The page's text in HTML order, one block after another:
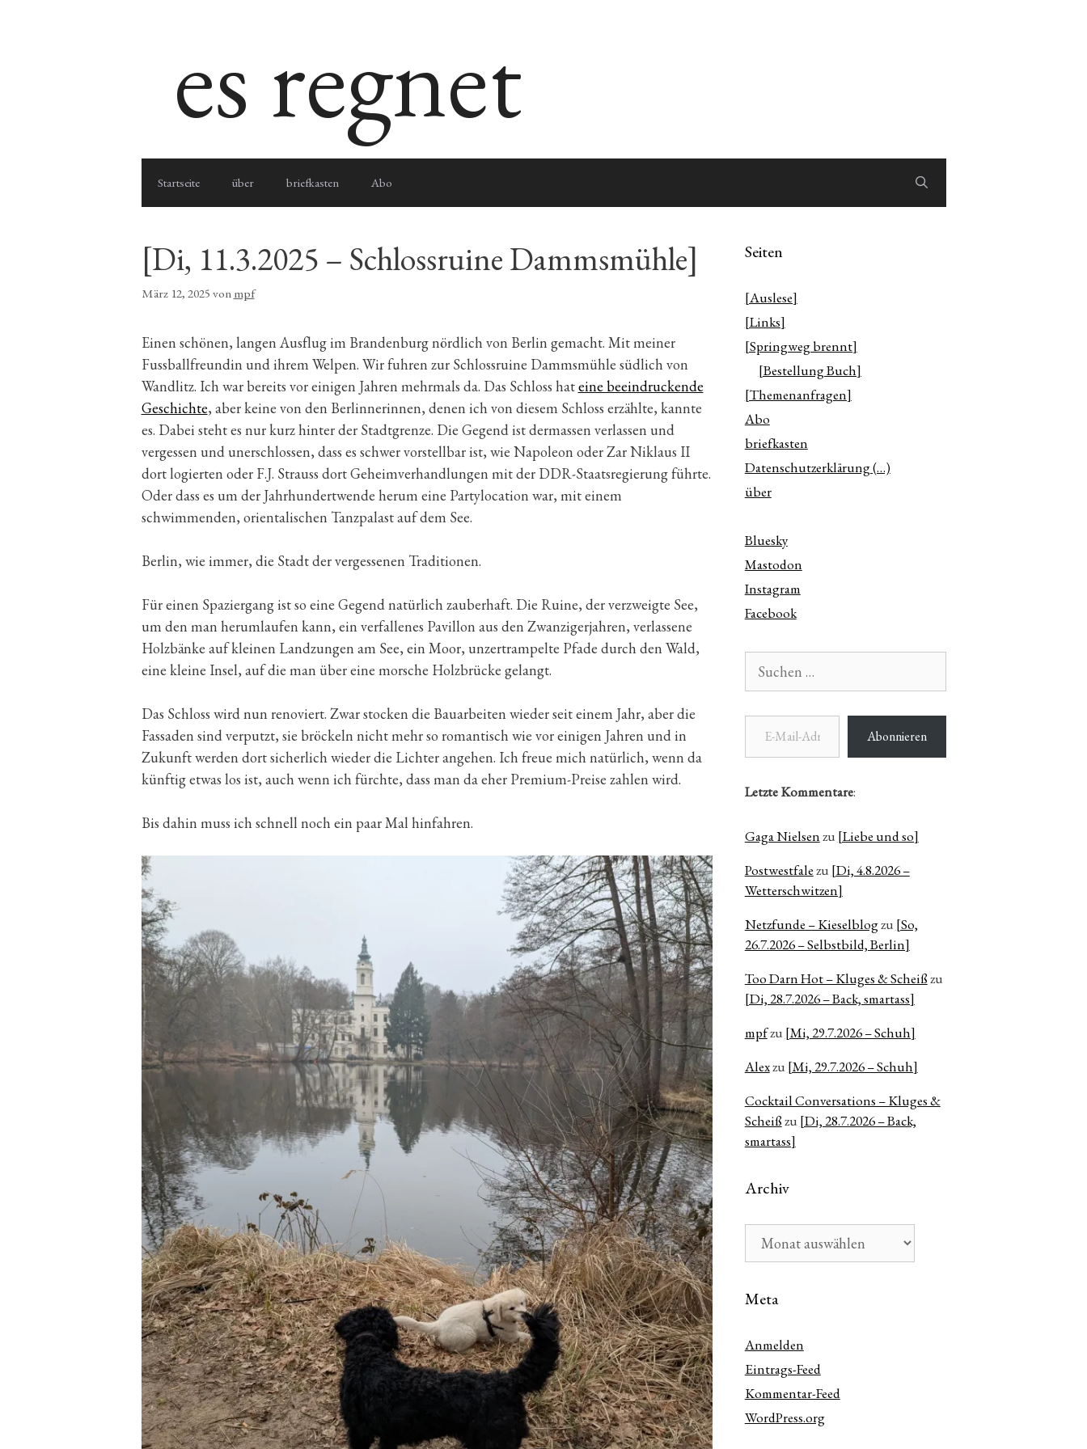
es regnet
Startseite über briefkasten Abo
[Di, 11.3.2025 – Schlossruine Dammsmühle]
März 12, 2025 von mpf
Einen schönen, langen Ausflug im Brandenburg nördlich von Berlin gemacht. Mit meiner
Fussballfreundin und ihrem Welpen. Wir fuhren zur Schlossruine Dammsmühle südlich von
Wandlitz. Ich war bereits vor einigen Jahren mehrmals da. Das Schloss hateine beeindruckende
Geschichte, aber keine von den Berlinnerinnen, denen ich von diesem Schloss erzählte, kannte
es. Dabei steht es nur kurz hinter der Stadtgrenze. Die Gegend ist dermassen verlassen und
vergessen und unerschlossen, dass es schwer vorstellbar ist, wie Napoleon oder Zar Niklaus II
dort logierten oder F.J. Strauss dort Geheimverhandlungen mit der DDR-Staatsregierung führte.
Oder dass es um der Jahrhundertwende herum eine Partylocation war, mit einem
schwimmenden, orientalischen Tanzpalast auf dem See.
Berlin, wie immer, die Stadt der vergessenen Traditionen.
Für einen Spaziergang ist so eine Gegend natürlich zauberhaft. Die Ruine, der verzweigte See,
um den man herumlaufen kann, ein verfallenes Pavillon aus den Zwanzigerjahren, verlassene
Holzbänke auf kleinen Landzungen am See, ein Moor, unzertrampelte Pfade durch den Wald,
eine kleine Insel, auf die man über eine morsche Holzbrücke gelangt.
Das Schloss wird nun renoviert. Zwar stocken die Bauarbeiten wieder seit einem Jahr, aber die
Fassaden sind verputzt, sie bröckeln nicht mehr so romantisch wie vor einigen Jahren und in
Zukunft werden dort sicherlich wieder die Lichter angehen. Ich freue mich natürlich, wenn da
künftig etwas los ist, auch wenn ich fürchte, dass man da eher Premium-Preise zahlen wird.
Bis dahin muss ich schnell noch ein paar Mal hinfahren.
Seiten
[Auslese]
[Links]
[Springweg brennt]
[Bestellung Buch]
[Themenanfragen]
Abo
briefkasten
Datenschutzerklärung (…)
über
Bluesky
Mastodon
Instagram
Facebook
nach:
E-Mail-Adresse
Abonnieren
Letzte Kommentare:
Gaga Nielsenzu [Liebe und so]
Postwestfalezu [Di, 4.8.2026 –
Wetterschwitzen]
Netzfunde – Kieselblogzu [So,
26.7.2026 – Selbstbild, Berlin]
Too Darn Hot – Kluges & Scheißzu
[Di, 28.7.2026 – Back, smartass]
mpfzu [Mi, 29.7.2026 – Schuh]
Alexzu [Mi, 29.7.2026 – Schuh]
Cocktail Conversations – Kluges &
Scheißzu [Di, 28.7.2026 – Back,
smartass]
Archiv
Meta
Anmelden
Eintrags-Feed
Kommentar-Feed
WordPress.org